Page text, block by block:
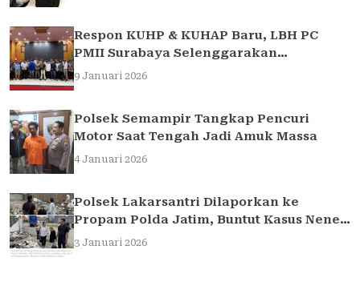
Respon KUHP & KUHAP Baru, LBH PC
PMII Surabaya Selenggarakan
Sarasehan Hukum
9 Januari 2026
Polsek Semampir Tangkap Pencuri
Motor Saat Tengah Jadi Amuk Massa
4 Januari 2026
Polsek Lakarsantri Dilaporkan ke
Propam Polda Jatim, Buntut Kasus Nenek
Elina
3 Januari 2026